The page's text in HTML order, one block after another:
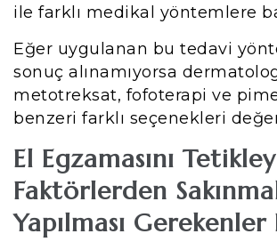
ile farklı medikal yöntemlere
Eğer uygulanan bu tedavi
sonuç alınamıyorsa
metotreksat, fofoterapi ve
benzeri farklı seçenekleri
El Egzamasını
Faktörlerden
Yapılması